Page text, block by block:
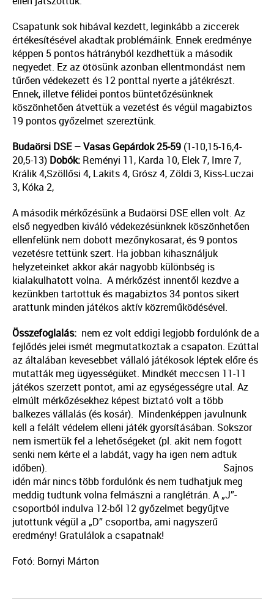
Csapatunk sok hibával kezdett, leginkább a ziccerek
értékesítésével akadtak problémáink. Ennek eredménye
képpen 5 pontos hátrányból kezdhettük a második
negyedet. Ez az ötösünk azonban ellentmondást nem
tűrően védekezett és 12 ponttal nyerte a játékrészt.
Ennek, illetve félidei pontos büntetőzésünknek
köszönhetően átvettük a vezetést és végül magabiztos
19 pontos győzelmet szereztünk.
Budaörsi DSE – Vasas Gepárdok 25-59 (1-10,15-16,4-
20,5-13) Dobók: Reményi 11, Karda 10, Elek 7, Imre 7,
Králik 4,Szöllősi 4, Lakits 4, Grósz 4, Zöldi 3, Kiss-Luczai
3, Kóka 2,
A második mérkőzésünk a Budaörsi DSE ellen volt. Az
első negyedben kiváló védekezésünknek köszönhetően
ellenfelünk nem dobott mezőnykosarat, és 9 pontos
vezetésre tettünk szert. Ha jobban kihasználjuk
helyzeteinket akkor akár nagyobb különbség is
kialakulhatott volna. A mérkőzést innentől kezdve a
kezünkben tartottuk és magabiztos 34 pontos sikert
arattunk minden játékos aktív közreműködésével.
Összefoglalás: nem ez volt eddigi legjobb fordulónk de a
fejlődés jelei ismét megmutatkoztak a csapaton. Ezúttal
az általában kevesebbet vállaló játékosok léptek előre és
mutatták meg ügyességüket. Mindkét meccsen 11-11
játékos szerzett pontot, ami az egységességre utal. Az
elmúlt mérkőzésekhez képest biztató volt a több
balkezes vállalás (és kosár). Mindenképpen javulnunk
kell a felált védelem elleni játék gyorsításában. Sokszor
nem ismertük fel a lehetőségeket (pl. akit nem fogott
senki nem kérte el a labdát, vagy ha igen nem adtuk
időben). Sajnos
idén már nincs több fordulónk és nem tudhatjuk meg
meddig tudtunk volna felmászni a ranglétrán. A „J”-
csoportból indulva 12-ből 12 győzelmet begyűjtve
jutottunk végül a „D” csoportba, ami nagyszerű
eredmény! Gratulálok a csapatnak!
Fotó: Bornyi Márton